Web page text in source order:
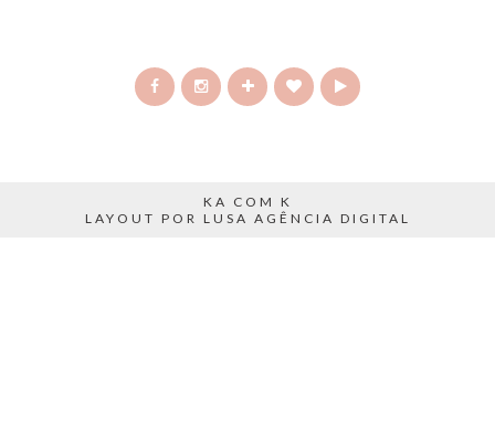
KA COM K
LAYOUT POR LUSA AGÊNCIA DIGITAL